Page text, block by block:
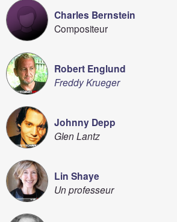
Charles Bernstein
Compositeur
Robert Englund
Freddy Krueger
Johnny Depp
Glen Lantz
Lin Shaye
Un professeur